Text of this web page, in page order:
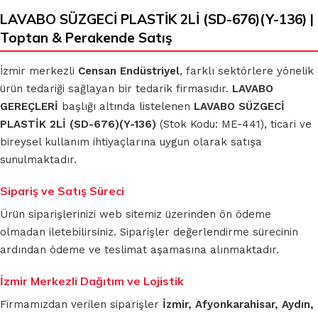
LAVABO SÜZGECİ PLASTİK 2Lİ (SD-676)(Y-136) |
Toptan & Perakende Satış
İzmir merkezli Censan Endüstriyel, farklı sektörlere yönelik
ürün tedariği sağlayan bir tedarik firmasıdır. LAVABO
GEREÇLERİ başlığı altında listelenen LAVABO SÜZGECİ
PLASTİK 2Lİ (SD-676)(Y-136) (Stok Kodu: ME-441), ticari ve
bireysel kullanım ihtiyaçlarına uygun olarak satışa
sunulmaktadır.
Sipariş ve Satış Süreci
Ürün siparişlerinizi web sitemiz üzerinden ön ödeme
olmadan iletebilirsiniz. Siparişler değerlendirme sürecinin
ardından ödeme ve teslimat aşamasına alınmaktadır.
İzmir Merkezli Dağıtım ve Lojistik
Firmamızdan verilen siparişler İzmir, Afyonkarahisar, Aydın,